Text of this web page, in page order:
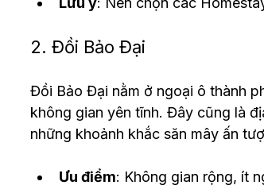
2. Đồi Bảo Đại
Đồi Bảo Đại nằm ở ngoại ô thành
không gian yên tĩnh. Đây cũng là
những khoảnh khắc săn mây ấn
Ưu điểm: Không gian rộng, ít